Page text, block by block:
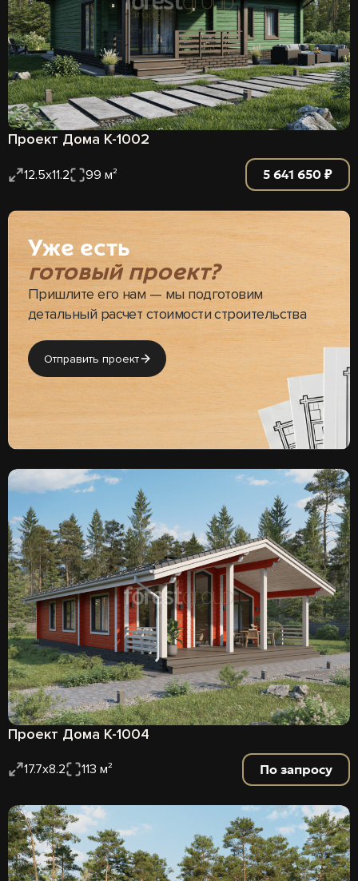
Проект Дома К-1002
12.5х11.2 99 м² 5 641 650 ₽
Уже есть
готовый проект?
Пришлите его нам — мы подготовим
детальный расчет стоимости строительства
Отправить проект
Проект Дома К-1004
17.7х8.2 113 м² По запросу